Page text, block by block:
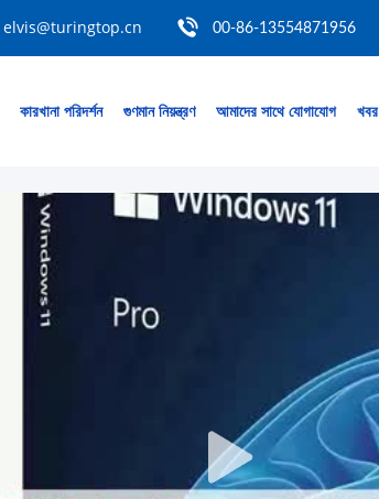
elvis@turingtop.cn 00-86-13554871956
কারখানা পরিদর্শন গুণমান নিয়ন্ত্রণ আমাদের সাথে যোগাযোগ খবর